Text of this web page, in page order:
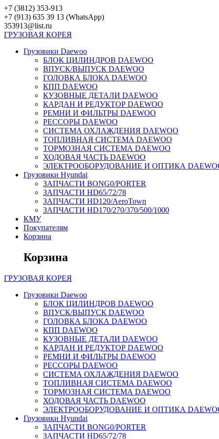
Перейти
к
контенту
+7 (3812) 353-913
+7 (913) 635 39 13 (WhatsApp)
353913@list.ru
ГРУЗОВАЯ КОРЕЯ
Грузовики Daewoo
БЛОК ЦИЛИНДРОВ DAEWOO
ВПУСК/ВЫПУСК DAEWOO
ГОЛОВКА БЛОКА DAEWOO
КПП DAEWOO
КУЗОВНЫЕ ДЕТАЛИ DAEWOO
КАРДАН И РЕДУКТОР DAEWOO
РЕМНИ И ФИЛЬТРЫ DAEWOO
РЕССОРЫ DAEWOO
СИСТЕМА ОХЛАЖДЕНИЯ DAEWOO
ТОПЛИВНАЯ СИСТЕМА DAEWOO
ТОРМОЗНАЯ СИСТЕМА DAEWOO
ХОДОВАЯ ЧАСТЬ DAEWOO
ЭЛЕКТРООБОРУДОВАНИЕ И ОПТИКА
Грузовики Hyundai
ЗАПЧАСТИ BONG0/PORTER
ЗАПЧАСТИ HD65/72/78
ЗАПЧАСТИ HD120/AeroTown
ЗАПЧАСТИ HD170/270/370/500/1000
КМУ
Покупателям
Корзина
Корзина
ГРУЗОВАЯ КОРЕЯ
Грузовики Daewoo
БЛОК ЦИЛИНДРОВ DAEWOO
ВПУСК/ВЫПУСК DAEWOO
ГОЛОВКА БЛОКА DAEWOO
КПП DAEWOO
КУЗОВНЫЕ ДЕТАЛИ DAEWOO
КАРДАН И РЕДУКТОР DAEWOO
РЕМНИ И ФИЛЬТРЫ DAEWOO
РЕССОРЫ DAEWOO
СИСТЕМА ОХЛАЖДЕНИЯ DAEWOO
ТОПЛИВНАЯ СИСТЕМА DAEWOO
ТОРМОЗНАЯ СИСТЕМА DAEWOO
ХОДОВАЯ ЧАСТЬ DAEWOO
ЭЛЕКТРООБОРУДОВАНИЕ И ОПТИКА
Грузовики Hyundai
ЗАПЧАСТИ BONG0/PORTER
ЗАПЧАСТИ HD65/72/78